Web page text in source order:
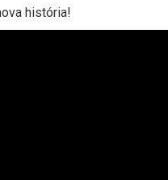
história!